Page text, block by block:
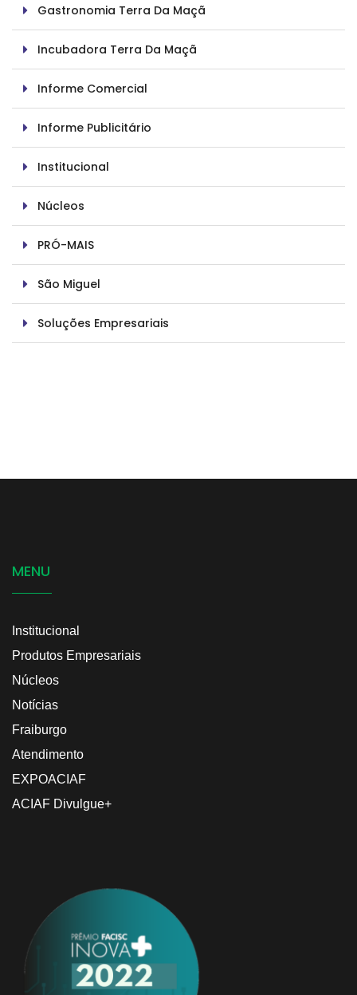
Gastronomia Terra Da Maçã
Incubadora Terra Da Maçã
Informe Comercial
Informe Publicitário
Institucional
Núcleos
PRÓ-MAIS
São Miguel
Soluções Empresariais
MENU
Institucional
Produtos Empresariais
Núcleos
Notícias
Fraiburgo
Atendimento
EXPOACIAF
ACIAF Divulgue+